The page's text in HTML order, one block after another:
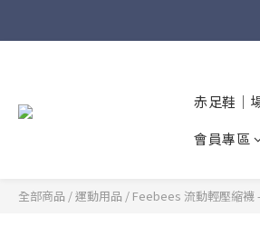
赤足鞋｜
會員專區
全部商品 /運動用品 / Feebees 流動輕壓縮襪